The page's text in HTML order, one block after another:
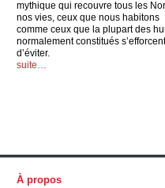
mythique qui recouvre tous les
nos vies, ceux que nous habitons
comme ceux que la plupart des
normalement constitués s’efforcent
d’éviter.
suite…
À propos